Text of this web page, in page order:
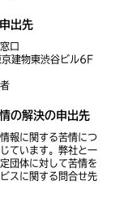
出先
口
建物東渋谷ビル6F
の解決の申出先
報に関する苦情につ
ています。弊社と一
団体に対して苦情を
スに関する問合せ先